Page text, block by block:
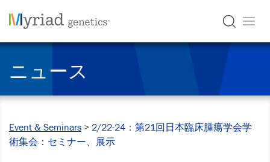
ニュース
Event & Seminars > 2/22-24：第21回日本臨床腫瘍学会学
術集会：セミナー、展示